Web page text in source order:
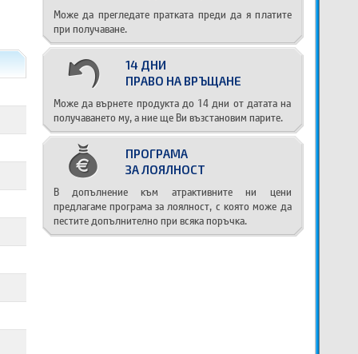
Може да прегледате пратката преди да я платите
при получаване.
14 ДНИ
ПРАВО НА ВРЪЩАНЕ
Може да върнете продукта до 14 дни от датата на
получаването му, а ние ще Ви възстановим парите.
ПРОГРАМА
ЗА ЛОЯЛНОСТ
В допълнение към атрактивните ни цени
предлагаме програма за лоялност, с която може да
пестите допълнително при всяка поръчка.